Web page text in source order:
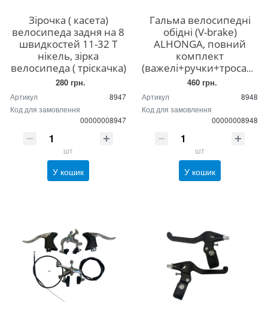
Зірочка ( касета)
велосипеда задня на 8
швидкостей 11-32 Т
нікель, зірка
велосипеда ( тріскачка)
280 грн.
Артикул
8947
Код для замовлення
00000008947
шт
У кошик
Гальма велосипедні
обідні (V-brake)
ALHONGA, повний
комплект
(важелі+ручки+троса+гуски+пиляки)
460 грн.
Артикул
8948
Код для замовлення
00000008948
шт
У кошик